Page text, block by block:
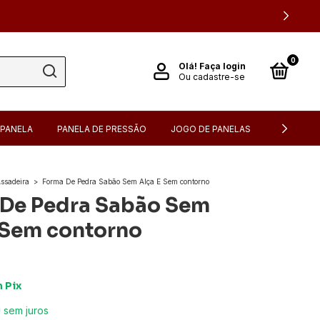
Olá! Faça login
Ou cadastre-se
0
PANELA PANELA DE PRESSÃO JOGO DE PANELAS FONDUE
> Forma De Pedra Sabão Sem Alça E Sem contorno
Pedra Sabão Sem
contorno
Pix
sem juros